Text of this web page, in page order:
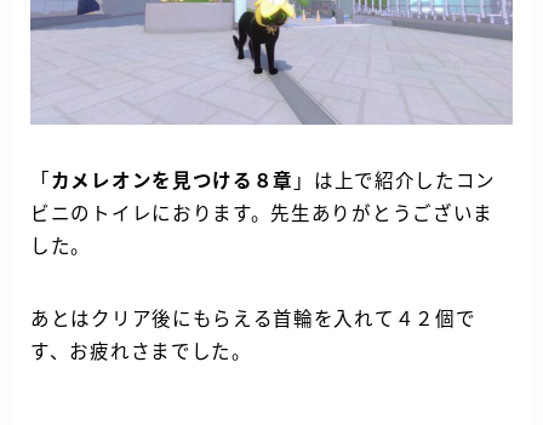
「 カメレオンを見つける８章 」は上で紹介したコン
ビニのトイレにおります。先生ありがとうございま
した。
あとはクリア後にもらえる首輪を入れて４２個で
す、お疲れさまでした。